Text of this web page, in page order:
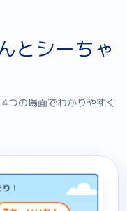
とシーちゃ
つの場面でわかりやすく